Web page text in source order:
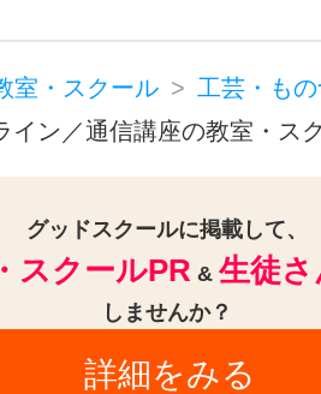
ザイナー(2)
サリー(1)
くりその他(3)
室・スクール
工芸・も
イン／通信講座の教室・ス
グッドスクールに掲載して、
スクールPR & 生徒
しませんか？
詳細をみる